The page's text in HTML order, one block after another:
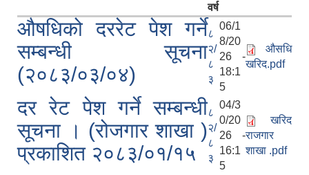
वर्ष
औषधिको दररेट पेश गर्ने
सम्बन्धी सूचना
(२०८३/०३/०४)
८
२/
८
३
06/1
8/20
26 -
18:1
5
औसधि
खरिद.pdf
दर रेट पेश गर्ने सम्बन्धी
सूचना । (रोजगार शाखा )
प्रकाशित २०८३/०१/१५
८
२/
८
३
04/3
0/20
26 -
16:1
5
खरिद
राजगार
शाखा .pdf